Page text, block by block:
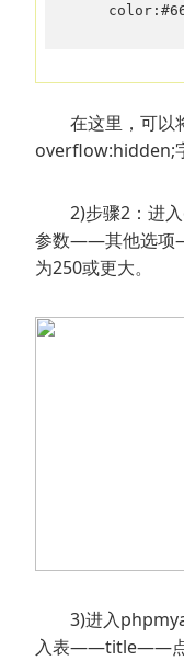
在这里，可以
overflow:hidden;
2)步骤2：进入
参数——其他选项
为250或更大。
3)进入
入表——title——